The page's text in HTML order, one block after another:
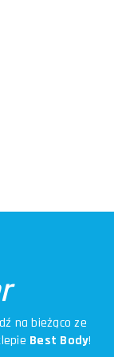
na bieżąco ze
Best Body!